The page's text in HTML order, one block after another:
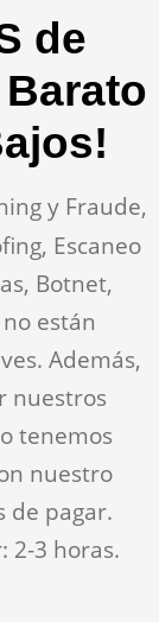
de
y Fraude,
Escaneo
Botnet,
están
Además,
nuestros
tenemos
nuestro
de pagar.
2-3 horas.